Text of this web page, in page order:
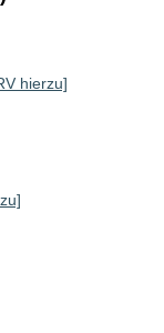
hierzu]